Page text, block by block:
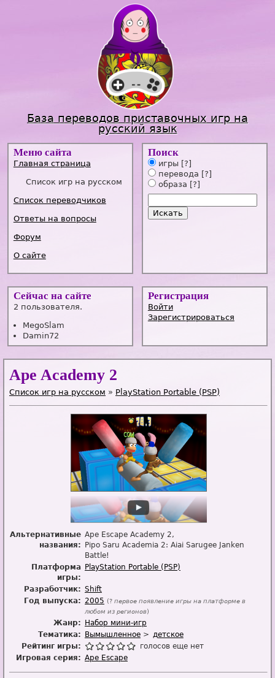
Jump to navigation
База переводов приставочных игр на
русский язык
Меню сайта
Главная страница
Список игр на русском
Список переводчиков
Ответы на вопросы
Форум
О сайте
Поиск
игры [?]
перевода [?]
образа [?]
Сейчас на сайте
2 пользователя.
MegoSlam
Damin72
Регистрация
Войти
Зарегистрироваться
Ape Academy 2
Список игр на русском » PlayStation Portable (PSP)
Альтернативные
названия:
Ape Escape Academy 2
Pipo Saru Academia 2: Aiai Sarugee Janken
Battle!
Платформа
игры:
PlayStation Portable (PSP)
Разработчик: Shift
Год выпуска: 2005 (? первое появление игры на платформе в
любом из регионов)
Жанр:
Набор мини-игр
Тематика:
Вымышленное
детское
Рейтинг игры:
голосов еще нет
Игровая серия: Ape Escape